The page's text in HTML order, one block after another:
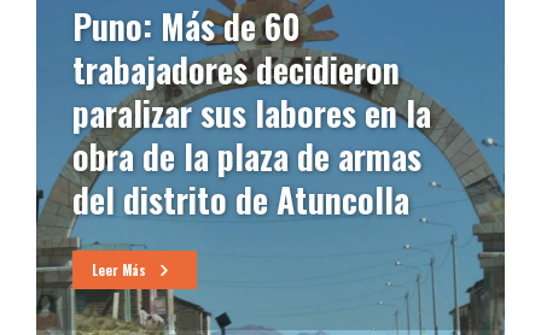
Puno: Más de 60
trabajadores decidieron
paralizar sus labores en la
obra de la plaza de armas
del distrito de Atuncolla
Leer Más